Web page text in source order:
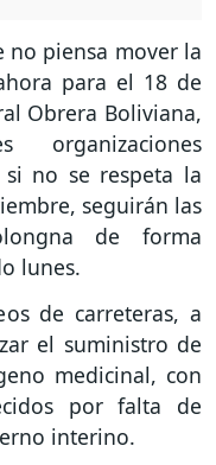
no piensa mover la
para el 18 de
Obrera Boliviana,
no se respeta la
seguirán las
de forma
lunes.
de carreteras, a
el suministro de
medicinal, con
por falta de
interino.